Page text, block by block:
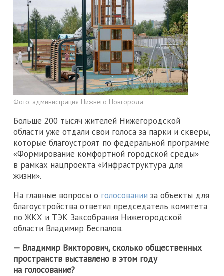
Фото: администрация Нижнего Новгорода
Больше 200 тысяч жителей Нижегородской
области уже отдали свои голоса за парки и скверы,
которые благоустроят по федеральной программе
«Формирование комфортной городской среды»
в рамках нацпроекта «Инфраструктура для
жизни».
На главные вопросы о голосовании за объекты для
благоустройства ответил председатель комитета
по ЖКХ и ТЭК Заксобрания Нижегородской
области Владимир Беспалов.
— Владимир Викторович, сколько общественных
пространств выставлено в этом году
на голосование?